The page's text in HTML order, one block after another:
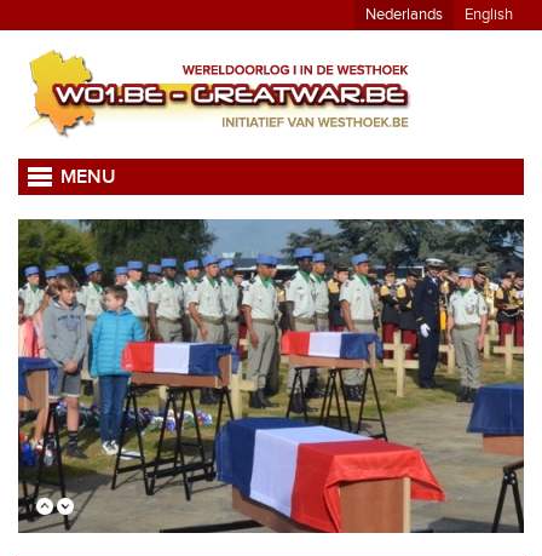
Nederlands English
MENU